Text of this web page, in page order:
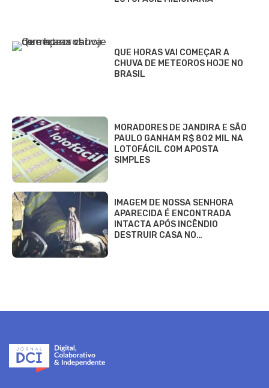
QUE HORAS VAI COMEÇAR A
CHUVA DE METEOROS HOJE NO
BRASIL
MORADORES DE JANDIRA E SÃO
PAULO GANHAM R$ 802 MIL NA
LOTOFÁCIL COM APOSTA
SIMPLES
IMAGEM DE NOSSA SENHORA
APARECIDA É ENCONTRADA
INTACTA APÓS INCÊNDIO
DESTRUIR CASA NO…